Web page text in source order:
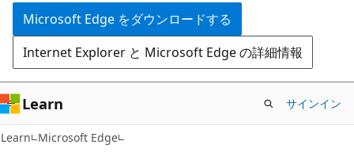
ツ
に
ス
キ
ッ
プ
Microsoft Edge をダウンロードする
Internet Explorer と Microsoft Edge の詳細情報
Learn サインイン
Learn Microsoft Edge